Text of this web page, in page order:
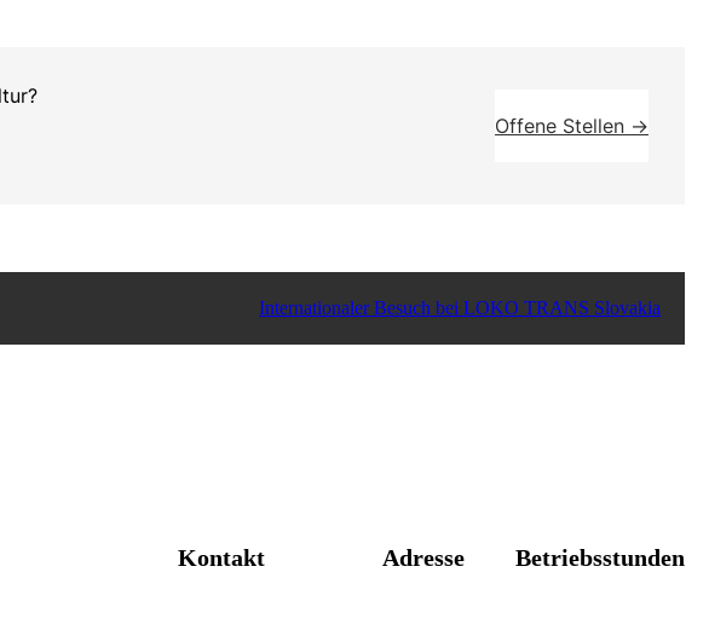
Offene Stellen →
Internationaler Besuch bei LOKO TRANS Slovakia
Kontakt Adresse Betriebsstunden